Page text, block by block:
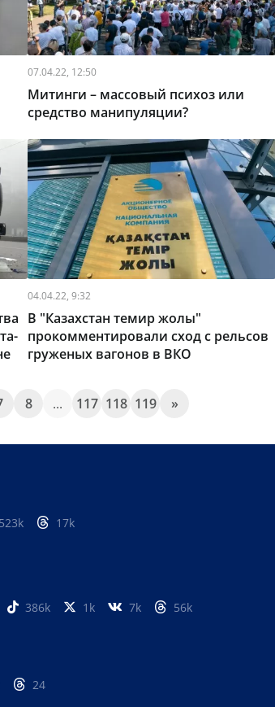
07.04.22, 12:50
Митинги – массовый психоз или
средство манипуляции?
04.04.22, 9:32
В "Казахстан темир жолы"
прокомментировали сход с рельсов
груженых вагонов в ВКО
8 ... 117 118 119 »
523k 17k
386k 1k 7k 56k
24